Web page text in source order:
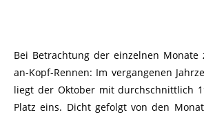
Bei Betrachtung der einzelnen Monate
an-Kopf-Rennen: Im vergangenen
liegt der Oktober mit durchschnittlich
Platz eins. Dicht gefolgt von den